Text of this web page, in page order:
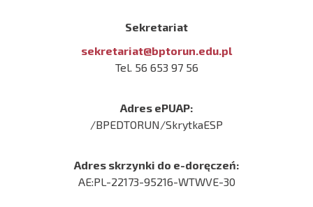
Sekretariat
sekretariat@bptorun.edu.pl
Tel. 56 653 97 56
Adres ePUAP:
/BPEDTORUN/SkrytkaESP
Adres skrzynki do e-doręczeń:
AE:PL-22173-95216-WTWVE-30